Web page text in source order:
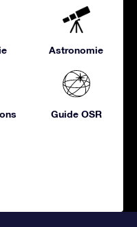
Astronomie
Guide OSR